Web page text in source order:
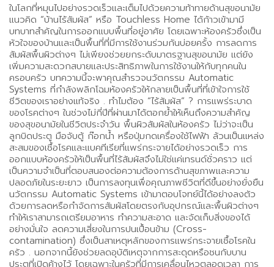
ในโลกที่หมุนไปอย่างรวดเร็วและเต็มไปด้วยความท้าทายด้านสุขอนามัย
แนวคิด “บ้านไร้สัมผัส” หรือ Touchless Home ได้ก้าวเข้ามามี
บทบาทสำคัญในการออกแบบพื้นที่อยู่อาศัย โดยเฉพาะห้องครัวซึ่งเป็น
หัวใจของบ้านและเป็นพื้นที่ที่มีการใช้งานร่วมกันบ่อยครั้ง การลดการ
สัมผัสพื้นผิวต่างๆ ไม่เพียงช่วยยกระดับมาตรฐานสุขอนามัย แต่ยัง
เพิ่มความสะดวกสบายและประสิทธิภาพในการใช้งานให้กับทุกคนใน
ครอบครัว บทความนี้จะพาคุณสำรวจนวัตกรรม Automatic
Systems ที่กำลังพลิกโฉมห้องครัวให้กลายเป็นพื้นที่ที่เข้าใจการใช้
ชีวิตของเราอย่างแท้จริง . ทำไมต้อง “ไร้สัมผัส” ? การแพร่ระบาด
ของโรคต่างๆ ในช่วงไม่กี่ปีที่ผ่านมาได้ตอกย้ำให้เห็นถึงความสำคัญ
ของสุขอนามัยในชีวิตประจำวัน พื้นผิวสัมผัสในห้องครัว ไม่ว่าจะเป็น
ลูกบิดประตู มือจับตู้ ก๊อกน้ำ หรือปุ่มกดเครื่องใช้ไฟฟ้า ล้วนเป็นแหล่ง
สะสมของเชื้อโรคและแบคทีเรียที่แพร่กระจายได้อย่างรวดเร็ว การ
ออกแบบห้องครัวให้เป็นพื้นที่ไร้สัมผัสจึงไม่ใช่แค่เทรนด์ชั่วคราว แต่
เป็นความจำเป็นที่ตอบสนองต่อความต้องการด้านสุขภาพและความ
ปลอดภัยในระยะยาว เป็นการลงทุนเพื่อคุณภาพชีวิตที่ดีขึ้นอย่างยั่งยืน
นวัตกรรม Automatic Systems เข้ามาตอบโจทย์นี้ได้อย่างลงตัว
ด้วยการลดหรือกำจัดการสัมผัสโดยตรงกับอุปกรณ์และพื้นผิวต่างๆ
ทำให้เราสามารถเตรียมอาหาร ทำความสะอาด และจัดเก็บสิ่งของได้
อย่างมั่นใจ ลดความเสี่ยงในการปนเปื้อนข้าม (Cross-
contamination) ซึ่งเป็นสาเหตุหลักของการแพร่กระจายเชื้อโรคใน
ครัว . นอกจากนี้ยังช่วยลดอุบัติเหตุจากการสะดุดหรือชนกับบาน
ประตูที่เปิดค้างไว้ โดยเฉพาะในครัวที่มีการเคลื่อนไหวตลอดเวลา การ